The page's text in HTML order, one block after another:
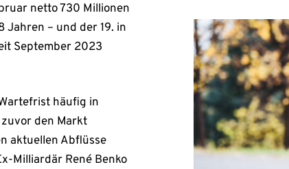
netto 730 Millionen
Jahren – und der 19. in
September 2023
häufig in
den Markt
aktuellen Abflüsse
Milliardär René Benko